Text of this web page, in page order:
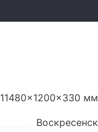
11480x1200x330 мм
Воскресенск